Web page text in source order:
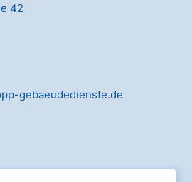
42
gebaeudedienste.de